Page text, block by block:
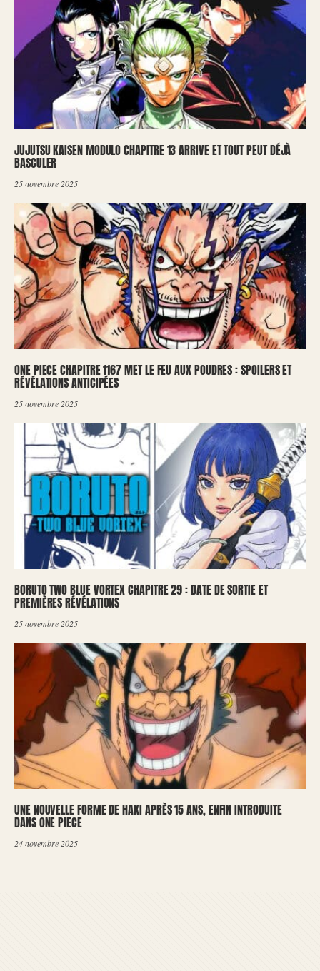
JUJUTSU KAISEN MODULO CHAPITRE 13 ARRIVE ET TOUT PEUT DÉJÀ
BASCULER
25 novembre 2025
ONE PIECE CHAPITRE 1167 MET LE FEU AUX POUDRES : SPOILERS ET
RÉVÉLATIONS ANTICIPÉES
25 novembre 2025
BORUTO TWO BLUE VORTEX CHAPITRE 29 : DATE DE SORTIE ET
PREMIÈRES RÉVÉLATIONS
25 novembre 2025
UNE NOUVELLE FORME DE HAKI APRÈS 15 ANS, ENFIN INTRODUITE
DANS ONE PIECE
24 novembre 2025